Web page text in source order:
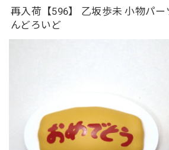
再入荷【596】 乙坂歩未 小物パ
んどろいど